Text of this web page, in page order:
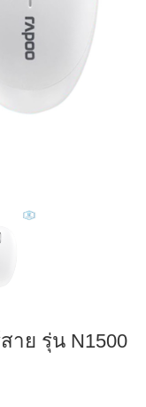
าย รุ่น N1500